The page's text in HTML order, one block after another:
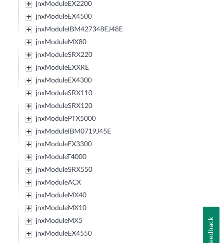
jnxModuleEX2200
jnxModuleEX4500
jnxModuleIBM427348EJ48E
jnxModuleMX80
jnxModuleSRX220
jnxModuleEXXRE
jnxModuleEX4300
jnxModuleSRX110
jnxModuleSRX120
jnxModulePTX5000
jnxModuleIBM0719J45E
jnxModuleEX3300
jnxModuleT4000
jnxModuleSRX550
jnxModuleACX
jnxModuleMX40
jnxModuleMX10
jnxModuleMX5
jnxModuleEX4550
Feedback